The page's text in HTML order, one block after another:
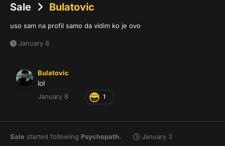
Sale Bulatovic
uso sam na profil samo da vidim ko je ovo
January 8
Bulatovic
lol
January 8 1
Sale started following Psychopath. January 3